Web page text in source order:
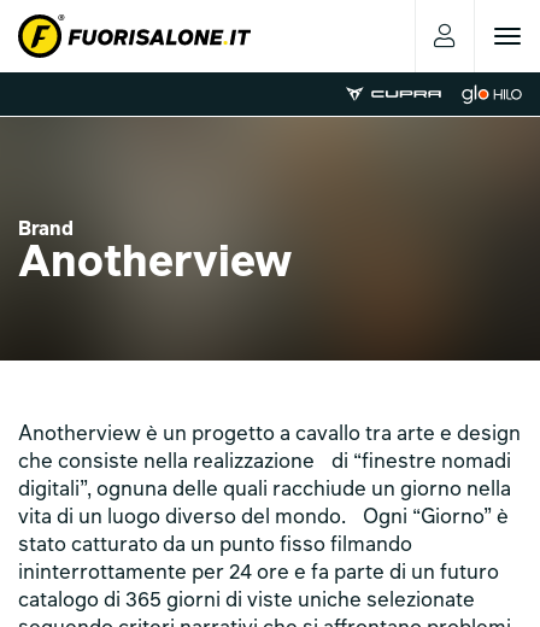
Toggle
Brand
Anotherview
Anotherview è un progetto a cavallo tra arte e design
che consiste nella realizzazione di “finestre nomadi
digitali”, ognuna delle quali racchiude un giorno nella
vita di un luogo diverso del mondo. Ogni “Giorno” è
stato catturato da un punto fisso filmando
ininterrottamente per 24 ore e fa parte di un futuro
catalogo di 365 giorni di viste uniche selezionate